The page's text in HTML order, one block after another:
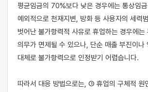
평균임금의 70%보다 낮은 경우에는 통상임
예외적으로 천재지변, 방화 등 사용자의 세력
벗어난 불가항력적 사유로 휴업하는 경우에는
의무가 면제될 수 있으나, 단순 매출 부진이나
대체로 불가항력으로 인정받기 어렵습니다.
따라서 대응 방법으로는, ① 휴업의 구체적 원